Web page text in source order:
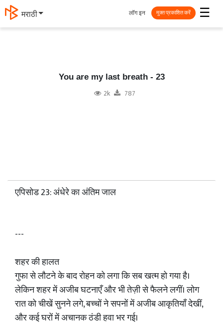
தமிழ் ☰
लॉग इन मुक्त प्रकाशित करें
You are my last breath - 23
2k 787
एपिसोड 23: अंधेरे का अंतिम जाल
---
शहर की हालत
गुफा से लौटने के बाद रोहन को लगा कि सब खत्म हो गया है।
लेकिन शहर में अजीब घटनाएँ और भी तेज़ी से फैलने लगीं। लोग
रात को चीखें सुनने लगे, बच्चों ने सपनों में अजीब आकृतियाँ देखीं,
और कई घरों में अचानक ठंडी हवा भर गई।